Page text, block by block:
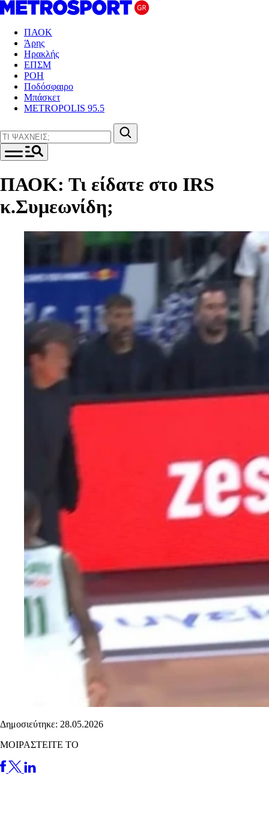
ΠΑΟΚ
Άρης
Ηρακλής
ΕΠΣΜ
ΡΟΗ
Ποδόσφαιρο
Μπάσκετ
METROPOLIS 95.5
ΠΑΟΚ: Τι είδατε στο IRS
κ.Συμεωνίδη;
Δημοσιεύτηκε: 28.05.2026
ΜΟΙΡΑΣΤΕΙΤΕ ΤΟ